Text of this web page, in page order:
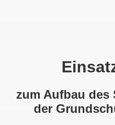
zum Aufbau des
der